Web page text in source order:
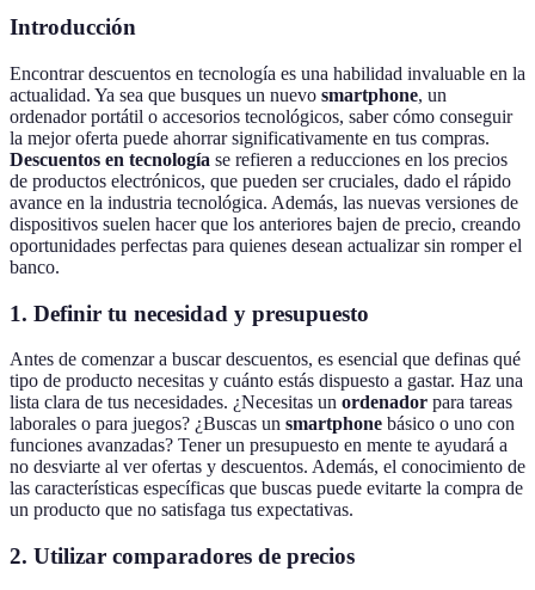
Introducción
Encontrar descuentos en tecnología es una habilidad invaluable en la
actualidad. Ya sea que busques un nuevo smartphone, un
ordenador portátil o accesorios tecnológicos, saber cómo conseguir
la mejor oferta puede ahorrar significativamente en tus compras.
Descuentos en tecnología se refieren a reducciones en los precios
de productos electrónicos, que pueden ser cruciales, dado el rápido
avance en la industria tecnológica. Además, las nuevas versiones de
dispositivos suelen hacer que los anteriores bajen de precio, creando
oportunidades perfectas para quienes desean actualizar sin romper el
banco.
1. Definir tu necesidad y presupuesto
Antes de comenzar a buscar descuentos, es esencial que definas qué
tipo de producto necesitas y cuánto estás dispuesto a gastar. Haz una
lista clara de tus necesidades. ¿Necesitas un ordenador para tareas
laborales o para juegos? ¿Buscas un smartphone básico o uno con
funciones avanzadas? Tener un presupuesto en mente te ayudará a
no desviarte al ver ofertas y descuentos. Además, el conocimiento de
las características específicas que buscas puede evitarte la compra de
un producto que no satisfaga tus expectativas.
2. Utilizar comparadores de precios